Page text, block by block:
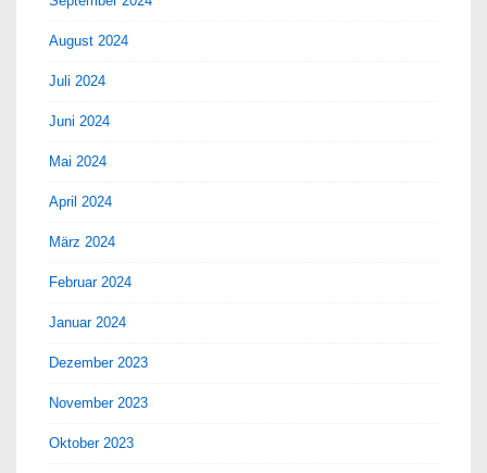
August 2024
Juli 2024
Juni 2024
Mai 2024
April 2024
März 2024
Februar 2024
Januar 2024
Dezember 2023
November 2023
Oktober 2023